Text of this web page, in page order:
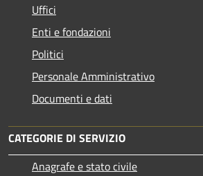
Uffici
Enti e fondazioni
Politici
Personale Amministrativo
Documenti e dati
CATEGORIE DI SERVIZIO
Anagrafe e stato civile